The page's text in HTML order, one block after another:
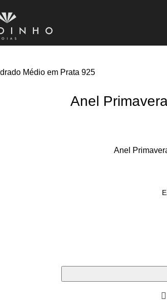
Médio em Prata 925
Anel
Anel